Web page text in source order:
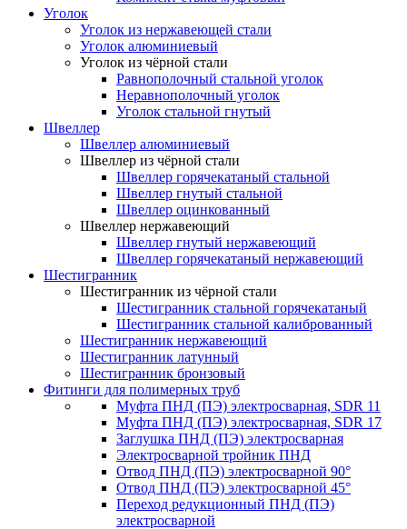
Уголок
Уголок из нержавеющей стали
Уголок алюминиевый
Уголок из чёрной стали
Равнополочный стальной уголок
Неравнополочный уголок
Уголок стальной гнутый
Швеллер
Швеллер алюминиевый
Швеллер из чёрной стали
Швеллер горячекатаный стальной
Швеллер гнутый стальной
Швеллер оцинкованный
Швеллер нержавеющий
Швеллер гнутый нержавеющий
Швеллер горячекатаный нержавеющий
Шестигранник
Шестигранник из чёрной стали
Шестигранник стальной горячекатаный
Шестигранник стальной калиброванный
Шестигранник нержавеющий
Шестигранник латунный
Шестигранник бронзовый
Фитинги для полимерных труб
Муфта ПНД (ПЭ) электросварная, SDR 11
Муфта ПНД (ПЭ) электросварная, SDR 17
Заглушка ПНД (ПЭ) электросварная
Электросварной тройник ПНД
Отвод ПНД (ПЭ) электросварной 90°
Отвод ПНД (ПЭ) электросварной 45°
Переход редукционный ПНД (ПЭ)
электросварной